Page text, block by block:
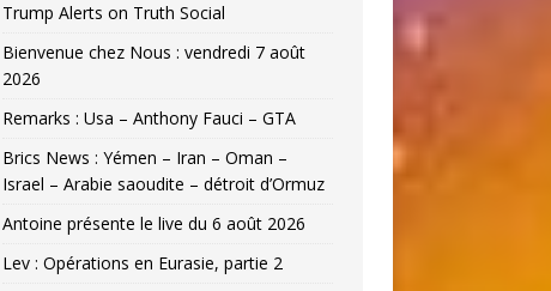
Trump Alerts on Truth Social
Bienvenue chez Nous : vendredi 7 août
2026
Remarks : Usa – Anthony Fauci – GTA
Brics News : Yémen – Iran – Oman –
Israel – Arabie saoudite – détroit d’Ormuz
Antoine présente le live du 6 août 2026
Lev : Opérations en Eurasie, partie 2